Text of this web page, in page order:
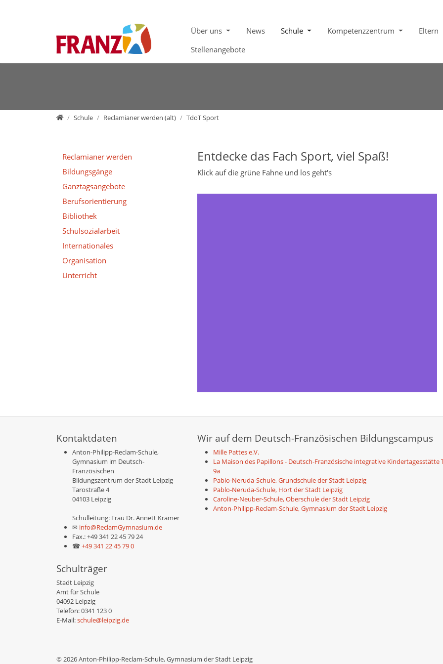
Über uns News Schule Kompetenzzentrum Eltern
Stellenangebote
HomeSchule Reclamianer werden (alt) TdoT Sport
Entdecke das Fach Sport, viel Spaß!
Klick auf die grüne Fahne und los geht's
Reclamianer werden
Bildungsgänge
Ganztagsangebote
Berufsorientierung
Bibliothek
Schulsozialarbeit
Internationales
Organisation
Unterricht
Kontaktdaten
Anton-Philipp-Reclam-Schule,
Gymnasium im Deutsch-
Französischen
Bildungszentrum der Stadt Leipzig
Tarostraße 4
04103 Leipzig
Schulleitung: Frau Dr. Annett Kramer
✉ info@ReclamGymnasium.de
Fax.: +49 341 22 45 79 24
☎+49 341 22 45 79 0
Schulträger
Stadt Leipzig
Amt für Schule
04092 Leipzig
Telefon: 0341 123 0
E-Mail:schule@leipzig.de
Wir auf dem Deutsch-Französischen Bildungscampus
Mille Pattes e.V.
La Maison des Papillons - Deutsch-Französische integrative Kindertagesstätte
9a
Pablo-Neruda-Schule, Grundschule der Stadt Leipzig
Pablo-Neruda-Schule, Hort der Stadt Leipzig
Caroline-Neuber-Schule, Oberschule der Stadt Leipzig
Anton-Philipp-Reclam-Schule, Gymnasium der Stadt Leipzig
© 2026 Anton-Philipp-Reclam-Schule, Gymnasium der Stadt Leipzig